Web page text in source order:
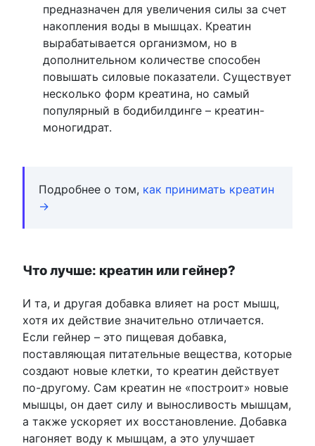
предназначен для увеличения силы за счет
накопления воды в мышцах. Креатин
вырабатывается организмом, но в
дополнительном количестве способен
повышать силовые показатели. Существует
несколько форм креатина, но самый
популярный в бодибилдинге – креатин-
моногидрат.
Подробнее о том, как принимать креатин
→
Что лучше: креатин или гейнер?
И та, и другая добавка влияет на рост мышц,
хотя их действие значительно отличается.
Если гейнер – это пищевая добавка,
поставляющая питательные вещества, которые
создают новые клетки, то креатин действует
по-другому. Сам креатин не «построит» новые
мышцы, он дает силу и выносливость мышцам,
а также ускоряет их восстановление. Добавка
нагоняет воду к мышцам, а это улучшает